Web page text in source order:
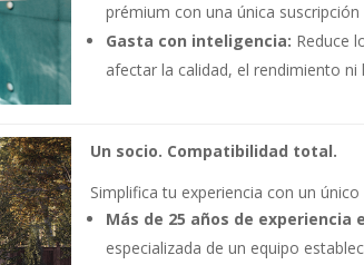
prémium con una única suscripción
Gasta con inteligencia: Reduce
afectar la calidad, el rendimiento ni
Un socio. Compatibilidad total.
Simplifica tu experiencia con un
Más de 25 años de experiencia
especializada de un equipo